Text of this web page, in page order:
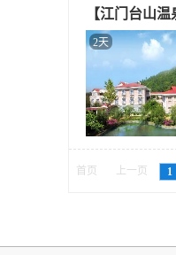
【江门台山
2天
首页 上一页 1